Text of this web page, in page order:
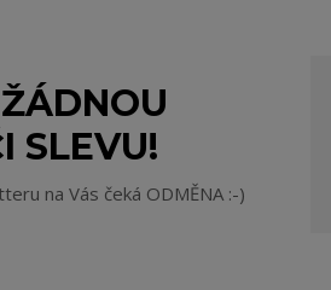
SLEVU!
na Vás čeká ODMĚNA :-)